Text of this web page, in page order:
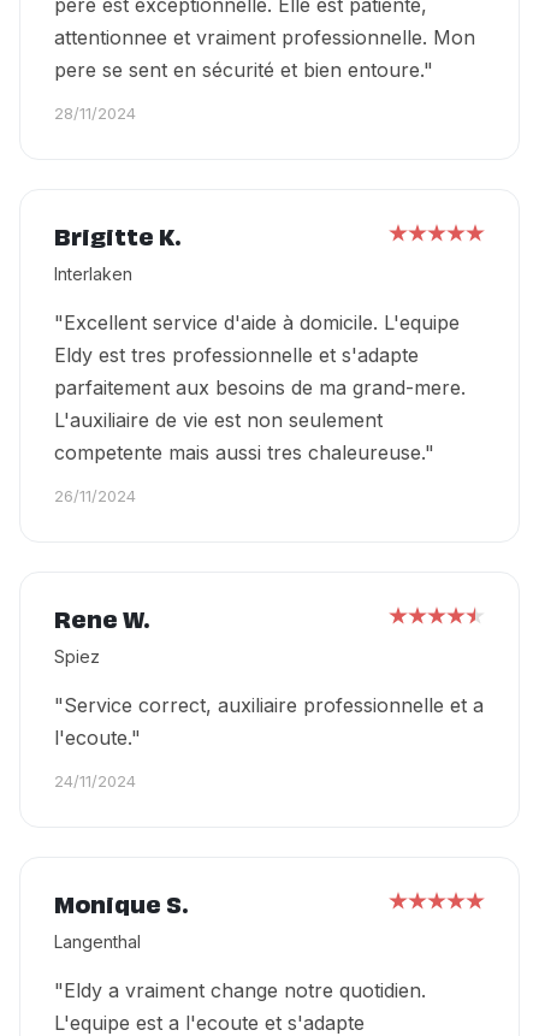
pere est exceptionnelle. Elle est patiente,
attentionnee et vraiment professionnelle. Mon
pere se sent en sécurité et bien entoure."
28/11/2024
Brigitte K.
Interlaken
"Excellent service d'aide à domicile. L'equipe
Eldy est tres professionnelle et s'adapte
parfaitement aux besoins de ma grand-mere.
L'auxiliaire de vie est non seulement
competente mais aussi tres chaleureuse."
26/11/2024
Rene W.
Spiez
"Service correct, auxiliaire professionnelle et a
l'ecoute."
24/11/2024
Monique S.
Langenthal
"Eldy a vraiment change notre quotidien.
L'equipe est a l'ecoute et s'adapte